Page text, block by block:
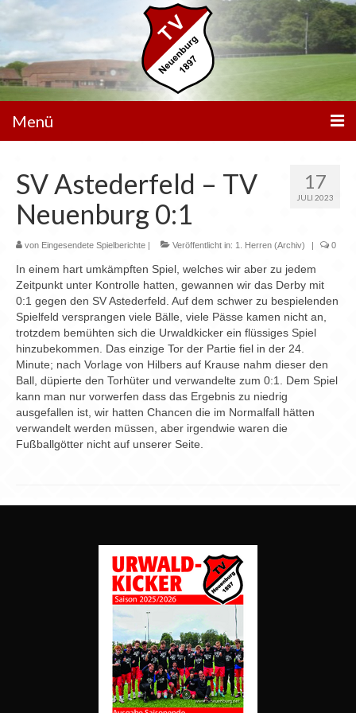
Menü
Spielbetrieb
Mannschaften
Walking Football
Sportanlagen
Sponsoren
Chronik
Archiv
17
JULI 2023
SV Astederfeld – TV
Neuenburg 0:1
von Eingesendete Spielberichte | Veröffentlicht in: 1. Herren (Archiv) | 0
In einem hart umkämpften Spiel, welches wir aber zu jedem
Zeitpunkt unter Kontrolle hatten, gewannen wir das Derby mit
0:1 gegen den SV Astederfeld. Auf dem schwer zu bespielenden
Spielfeld versprangen viele Bälle, viele Pässe kamen nicht an,
trotzdem bemühten sich die Urwaldkicker ein flüssiges Spiel
hinzubekommen. Das einzige Tor der Partie fiel in der 24.
Minute; nach Vorlage von Hilbers auf Krause nahm dieser den
Ball, düpierte den Torhüter und verwandelte zum 0:1. Dem Spiel
kann man nur vorwerfen dass das Ergebnis zu niedrig
ausgefallen ist, wir hatten Chancen die im Normalfall hätten
verwandelt werden müssen, aber irgendwie waren die
Fußballgötter nicht auf unserer Seite.